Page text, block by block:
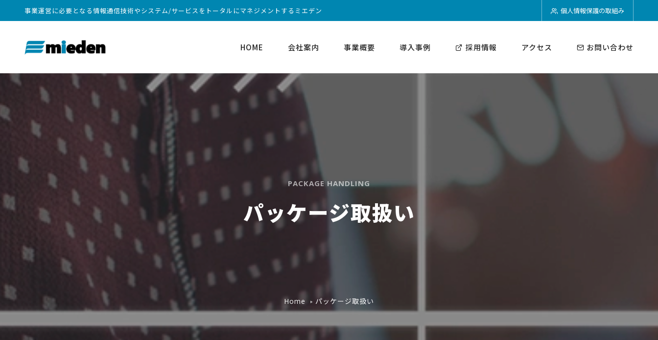
事業運営に必要となる情報通信技術やシステム/サービスをトータルにマネジメントするミエデン 個人情報保護の取組み
HOME 会社案内 事業概要 導入事例 採用情報 アクセス お問い合わせ
PACKAGE HANDLING
パッケージ取扱い
Home パッケージ取扱い